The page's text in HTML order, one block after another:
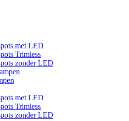
met LED
Trimless
zonder LED
met LED
Trimless
zonder LED